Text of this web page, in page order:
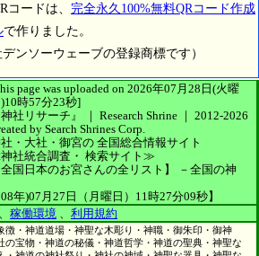
コードは、 完全永久100%無料QRコード作成
で作りました。
ンソーウェーブの登録商標です）
page was uploaded on 2026年07月28日(火曜
)10時57分23秒]
神社リサーチ』 ｜ Research Shrine ｜ 2012-2026
by Search Shrines Corp.
・大社・御宮の 全国総合情報サイト
社統合調査・ 検索サイト≫
全国日本のお宮さんの全リスト】
－全国の神
年)07月27日（月曜日）11時27分09秒】
稼働環境 利用規約
徴・神道道場・神聖な木彫り・神職・御朱印・御神
の宝物・神道の秘儀・神道哲学・神道の聖典・神聖な